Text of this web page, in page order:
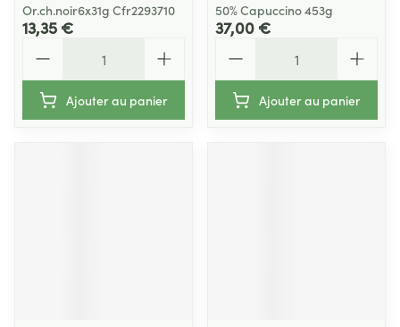
Or.ch.noir6x31g Cfr2293710
13,35 €
Ajouter au panier
50% Capuccino 453g
37,00 €
Ajouter au panier